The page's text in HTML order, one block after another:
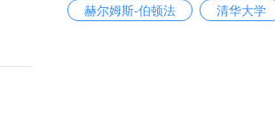
赫尔姆斯-伯顿法
清华大学